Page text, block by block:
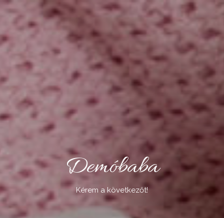
Demóbaba
Kérem a következőt!